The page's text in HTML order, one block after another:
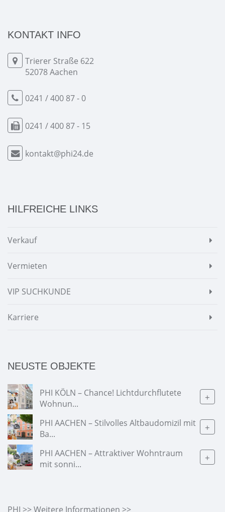
KONTAKT INFO
Trierer Straße 622
52078 Aachen
0241 / 400 87 - 0
0241 / 400 87 - 15
kontakt@phi24.de
HILFREICHE LINKS
Verkauf
Vermieten
VIP SUCHKUNDE
Karriere
NEUSTE OBJEKTE
PHI KÖLN – Chance! Lichtdurchflutete
Wohnun...
+
PHI AACHEN – Stilvolles Altbaudomizil mit
Ba...
+
PHI AACHEN – Attraktiver Wohntraum
mit sonni...
+
PHI >> Weitere Informationen >>